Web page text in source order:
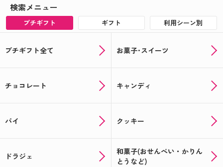
検索メニュー
プチギフト ギフト 利用シーン別
プチギフト全て お菓子･スイーツ
チョコレート キャンディ
パイ クッキー
ドラジェ
和菓子(おせんべい・かりん
とうなど)